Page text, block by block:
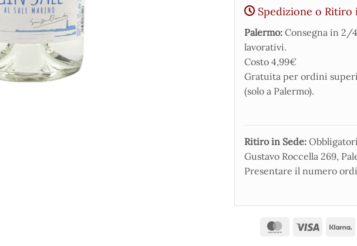
Spedizione o Ritiro
Palermo: Consegna in 2/
lavorativi.
Costo 4,99€
Gratuita per ordini
(solo a Palermo).
Ritiro in Sede:
Gustavo Roccella 269,
Presentare il numero